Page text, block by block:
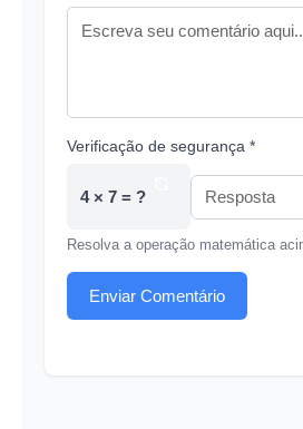
Verificação de segurança *
4 × 7 = ?
Resolva a operação matemática
Enviar Comentário